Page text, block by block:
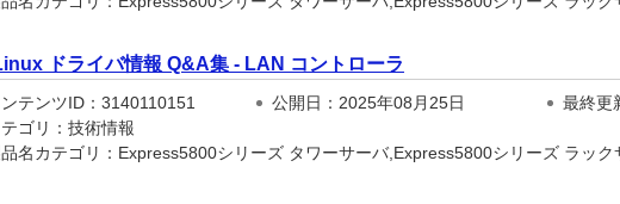
ドライバ情報 Q&A集 - LAN コントローラ
テンツID：3140110151 公開日：2025年08月25日
最終更
ゴリ：技術情報
名カテゴリ：Express5800シリーズ タワーサーバ,Express5800シリーズ ラック